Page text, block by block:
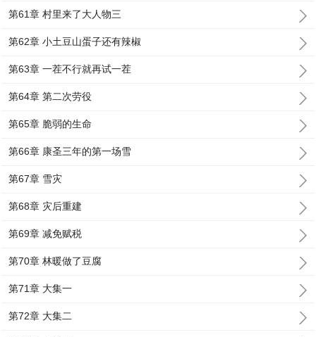
第61章 村里来了大人物三
第62章 小土豆山蛋子还有辣椒
第63章 一茬不行就再试一茬
第64章 第二次劳役
第65章 脆弱的生命
第66章 康圣三年的第一场雪
第67章 雪灾
第68章 灾后重建
第69章 减免赋税
第70章 林暖做了豆腐
第71章 大集一
第72章 大集二